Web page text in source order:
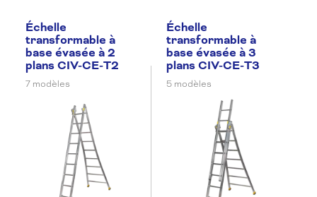
Échelle
transformable à
base évasée à 2
plans CIV-CE-T2
7 modèles
Échelle
transformable à
base évasée à 3
plans CIV-CE-T3
5 modèles